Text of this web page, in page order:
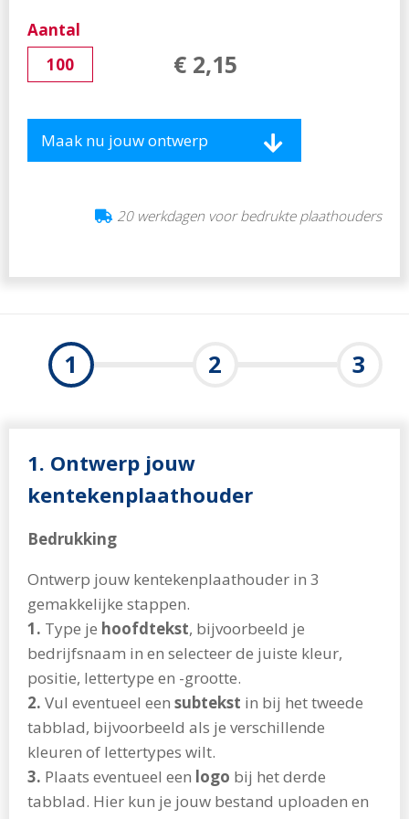
✓ Gemakkelijk te monteren met kliksysteem
Levertijd
Aantal
€ 2,15
Maak nu jouw ontwerp
20 werkdagen voor bedrukte plaathouders
1 2 3
1. Ontwerp jouw
kentekenplaathouder
Bedrukking
Ontwerp jouw kentekenplaathouder in 3
gemakkelijke stappen.
1. Type je hoofdtekst, bijvoorbeeld je
bedrijfsnaam in en selecteer de juiste kleur,
positie, lettertype en -grootte.
2. Vul eventueel een subtekst in bij het tweede
tabblad, bijvoorbeeld als je verschillende
kleuren of lettertypes wilt.
3. Plaats eventueel een logo bij het derde
tabblad. Hier kun je jouw bestand uploaden en